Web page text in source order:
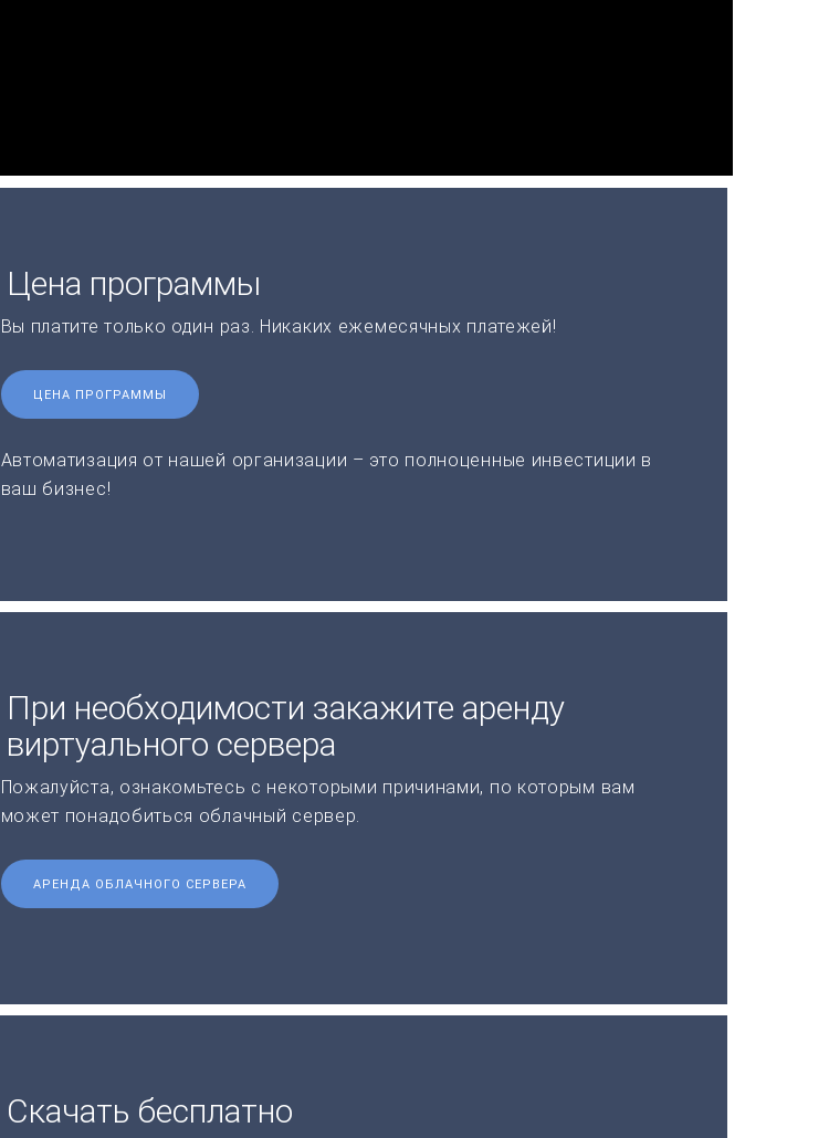
Цена программы
Вы платите только один раз. Никаких ежемесячных платежей!
ЦЕНА ПРОГРАММЫ
Автоматизация от нашей организации – это полноценные инвестиции в
ваш бизнес!
При необходимости закажите аренду
виртуального сервера
Пожалуйста, ознакомьтесь с некоторыми причинами, по которым вам
может понадобиться облачный сервер.
АРЕНДА ОБЛАЧНОГО СЕРВЕРА
Скачать бесплатно